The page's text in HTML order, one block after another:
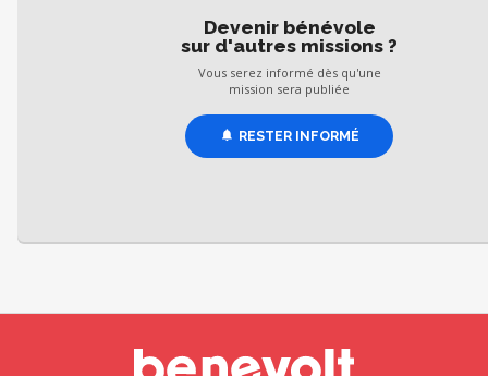
Devenir bénévole
sur d'autres missions ?
Vous serez informé dès qu'une
mission sera publiée
RESTER INFORMÉ